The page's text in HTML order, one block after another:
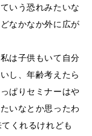
いう恐れみたいな
なかなか外に広が
は子供もいて自分
し、年齢考えたら
ぱりセミナーはや
いなとか思ったわ
くれるけれども